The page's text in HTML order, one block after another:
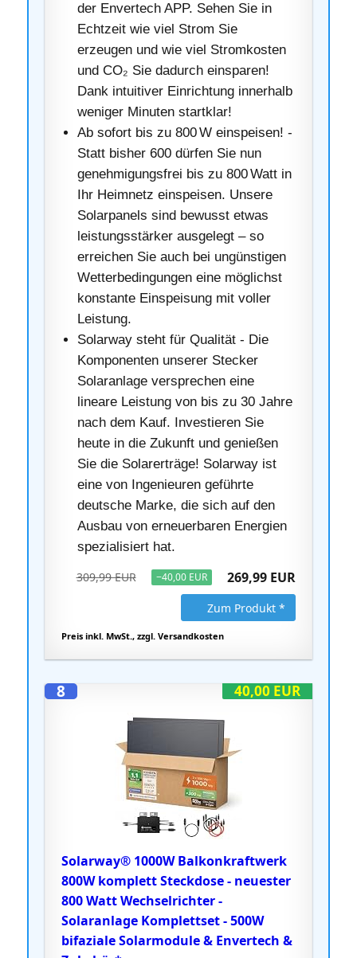
der Envertech APP. Sehen Sie in
Echtzeit wie viel Strom Sie
erzeugen und wie viel Stromkosten
und CO₂ Sie dadurch einsparen!
Dank intuitiver Einrichtung innerhalb
weniger Minuten startklar!
Ab sofort bis zu 800 W einspeisen! -
Statt bisher 600 dürfen Sie nun
genehmigungsfrei bis zu 800 Watt in
Ihr Heimnetz einspeisen. Unsere
Solarpanels sind bewusst etwas
leistungsstärker ausgelegt – so
erreichen Sie auch bei ungünstigen
Wetterbedingungen eine möglichst
konstante Einspeisung mit voller
Leistung.
Solarway steht für Qualität - Die
Komponenten unserer Stecker
Solaranlage versprechen eine
lineare Leistung von bis zu 30 Jahre
nach dem Kauf. Investieren Sie
heute in die Zukunft und genießen
Sie die Solarerträge! Solarway ist
eine von Ingenieuren geführte
deutsche Marke, die sich auf den
Ausbau von erneuerbaren Energien
spezialisiert hat.
309,99 EUR −40,00 EUR 269,99 EUR
Zum Produkt *
Preis inkl. MwSt., zzgl. Versandkosten
40,00 EUR
8
Solarway® 1000W Balkonkraftwerk
800W komplett Steckdose - neuester
800 Watt Wechselrichter -
Solaranlage Komplettset - 500W
bifaziale Solarmodule & Envertech &